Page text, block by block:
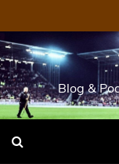
to
content
Blog &